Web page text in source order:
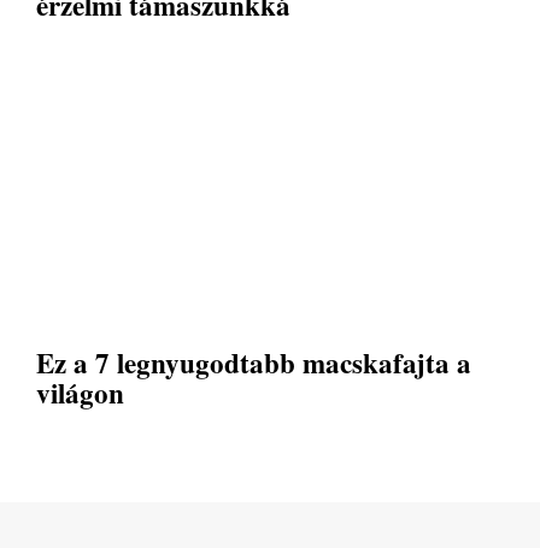
Ez a 7 legnyugodtabb macskafajta a
világon